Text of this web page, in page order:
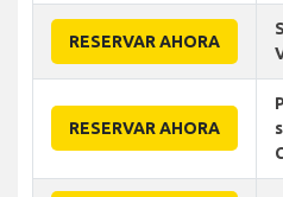
RESERVAR AHORA
RESERVAR AHORA